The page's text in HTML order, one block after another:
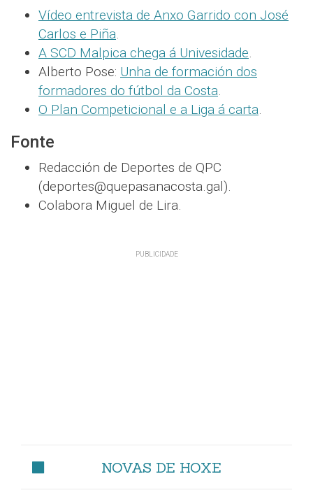
Vídeo entrevista de Anxo Garrido con José
Carlos e Piña.
A SCD Malpica chega á Univesidade.
Alberto Pose: Unha de formación dos
formadores do fútbol da Costa.
O Plan Competicional e a Liga á carta.
Fonte
Redacción de Deportes de QPC
(deportes@quepasanacosta.gal).
Colabora Miguel de Lira.
NOVAS DE HOXE